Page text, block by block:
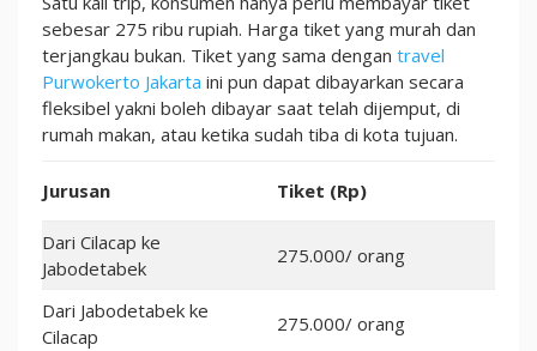
sebesar 275 ribu rupiah. Harga tiket yang murah dan
terjangkau bukan. Tiket yang sama dengan travel
Purwokerto Jakarta ini pun dapat dibayarkan secara
fleksibel yakni boleh dibayar saat telah dijemput, di
rumah makan, atau ketika sudah tiba di kota tujuan.
Jurusan Tiket (Rp)
Dari Cilacap ke
Jabodetabek
275.000/ orang
Dari Jabodetabek ke
Cilacap
275.000/ orang